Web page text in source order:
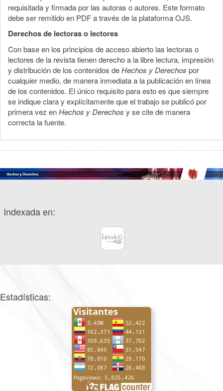
requisitada y firmada por las autoras o autores. Este formato
debe ser remitido en PDF a través de la plataforma OJS.
Derechos de lectoras o lectores
Con base en los principios de acceso abierto las lectoras o
lectores de la revista tienen derecho a la libre lectura, impresión
y distribución de los contenidos deHechos y Derechos por
cualquier medio, de manera inmediata a la publicación en línea
de los contenidos. El único requisito para esto es que siempre
se indique clara y explícitamente que el trabajo se publicó por
primera vez enHechos y Derechos y se cite de manera
correcta la fuente.
Indexada en:
Estadísticas: